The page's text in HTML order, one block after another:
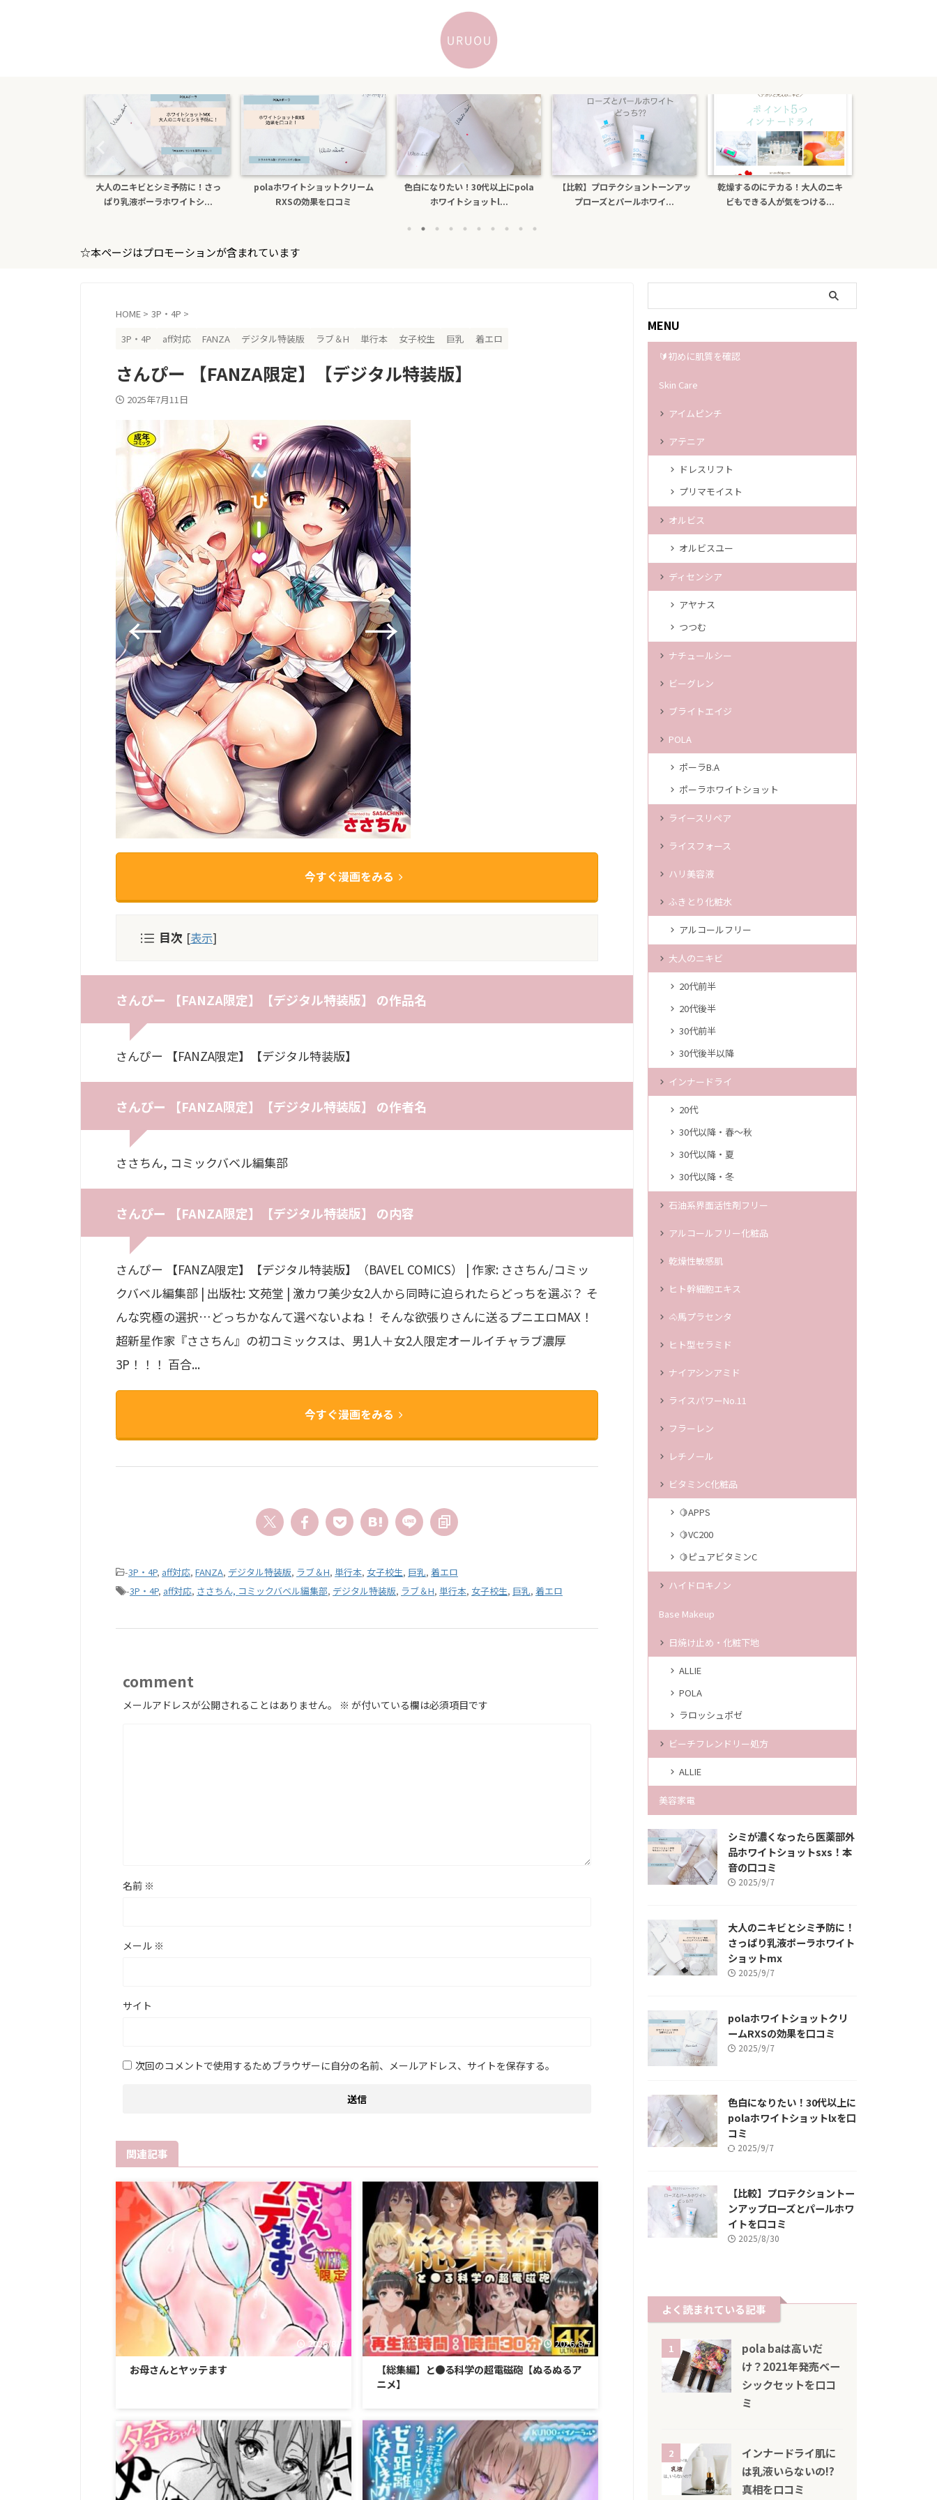
大人のニキビとシミ予防に！さっ
ぱり乳液ポーラホワイトシ...
polaホワイトショットクリーム
RXSの効果を口コミ
色白になりたい！30代以上にpola
ホワイトショットl...
【比較】プロテクショントーンアッ
プローズとパールホワイ...
乾燥するのにテカる！大人のニキ
ビもできる人が気をつける...
☆本ページはプロモーションが含まれています
HOME > 3P・4P >
3P・4P
aff対応 FANZA デジタル特装版 ラブ＆H 単行本 女子校生 巨乳 着エロ
さんぴー 【FANZA限定】【デジタル特装版】
2025年7月11日
今すぐ漫画をみる
目次 [表示]
さんぴー 【FANZA限定】【デジタル特装版】 の作品名
さんぴー 【FANZA限定】【デジタル特装版】
さんぴー 【FANZA限定】【デジタル特装版】 の作者名
ささちん, コミックバベル編集部
さんぴー 【FANZA限定】【デジタル特装版】 の内容
さんぴー 【FANZA限定】【デジタル特装版】（BAVEL COMICS） | 作家: ささちん/コミッ
クバベル編集部 | 出版社: 文苑堂 | 激カワ美少女2人から同時に迫られたらどっちを選ぶ？ そ
んな究極の選択…どっちかなんて選べないよね！ そんな欲張りさんに送るプニエロMAX！
超新星作家『ささちん』の初コミックスは、男1人＋女2人限定オールイチャラブ濃厚
3P！！！ 百合...
今すぐ漫画をみる
-3P・4P, aff対応, FANZA, デジタル特装版, ラブ＆H, 単行本, 女子校生, 巨乳, 着エロ
-3P・4P, aff対応, ささちん, コミックバベル編集部, デジタル特装版, ラブ＆H, 単行本, 女子校生, 巨乳, 着エロ
comment
メールアドレスが公開されることはありません。 ※ が付いている欄は必須項目です
名前 ※
メール ※
サイト
次回のコメントで使用するためブラウザーに自分の名前、メールアドレス、サイトを保存する。
関連記事
2026/8/7
お母さんとヤッテます
2026/8/7
【総集編】と●る科学の超電磁砲【ぬるぬるア
ニメ】
MENU
🔰初めに肌質を確認
Skin Care
アイムピンチ
アテニア
ドレスリフト
プリマモイスト
オルビス
オルビスユー
ディセンシア
アヤナス
つつむ
ナチュールシー
ビーグレン
ブライトエイジ
POLA
ポーラB.A
ポーラホワイトショット
ライースリペア
ライスフォース
ハリ美容液
ふきとり化粧水
アルコールフリー
大人のニキビ
20代前半
20代後半
30代前半
30代後半以降
インナードライ
20代
30代以降・春～秋
30代以降・夏
30代以降・冬
石油系界面活性剤フリー
アルコールフリー化粧品
乾燥性敏感肌
ヒト幹細胞エキス
🐴馬プラセンタ
ヒト型セラミド
ナイアシンアミド
ライスパワーNo.11
フラーレン
レチノール
ビタミンC化粧品
🍋APPS
🍋VC200
🍋ピュアビタミンC
ハイドロキノン
Base Makeup
日焼け止め・化粧下地
ALLIE
POLA
ラロッシュポゼ
ビーチフレンドリー処方
ALLIE
美容家電
シミが濃くなったら医薬部外
品ホワイトショットsxs！本
音の口コミ
2025/9/7
大人のニキビとシミ予防に！
さっぱり乳液ポーラホワイト
ショットmx
2025/9/7
polaホワイトショットクリ
ームRXSの効果を口コミ
2025/9/7
色白になりたい！30代以上に
polaホワイトショットlxを口
コミ
2025/9/7
【比較】プロテクショントー
ンアップローズとパールホワ
イトを口コミ
2025/8/30
よく読まれている記事
1
pola baは高いだ
け？2021年発売ベー
シックセットを口コ
ミ
2
インナードライ肌に
は乳液いらないの!?
真相を口コミ